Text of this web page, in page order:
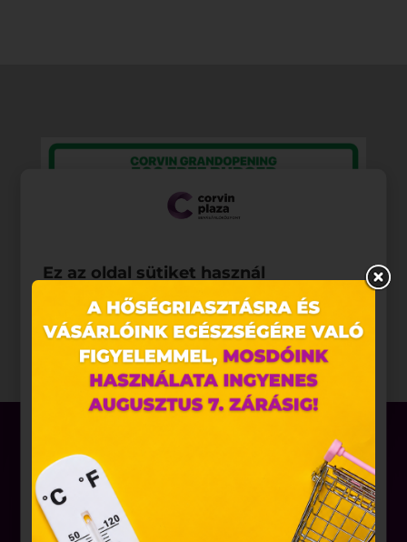
Ez az oldal sütiket használ
Weboldalunkon „cookie"-kat (továbbiakban „süti")
alkalmazunk. Ezek olyan fájlok, melyek információt
tárolnak webes böngészőjében. Ehhez az Ön
hozzájárulása szükséges.
A „sütiket" az elektronikus hírközlésről szóló 2003.
összefüggő szolgáltatások egyes kérdéseiről szóló
2001. évi CVIII. törvény, valamint az Európai Unió
előírásainak megfelelően használjuk. Azon
weblapoknak, melyek az Európai Unió országain
belül működnek, a „sütik" használatához, és